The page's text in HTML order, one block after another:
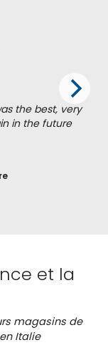
the best, very
in the future
et la
magasins de
Italie